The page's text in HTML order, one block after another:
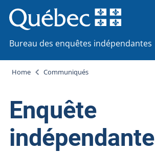
Bureau des enquêtes indépendantes
Home Communiqués
Enquête
indépendante